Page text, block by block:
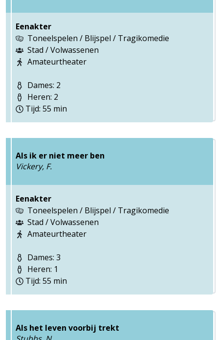
Eenakter
Toneelspelen / Blijspel / Tragikomedie
Stad / Volwassenen
Amateurtheater
Dames: 2
Heren: 2
Tijd: 55 min
Als ik er niet meer ben
Vickery, F.
Eenakter
Toneelspelen / Blijspel / Tragikomedie
Stad / Volwassenen
Amateurtheater
Dames: 3
Heren: 1
Tijd: 55 min
Als het leven voorbij trekt